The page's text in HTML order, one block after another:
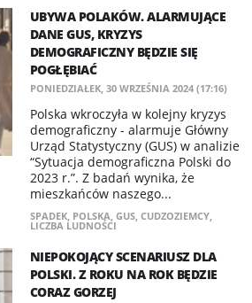
UBYWA POLAKÓW. ALARMUJĄCE
DANE GUS, KRYZYS
DEMOGRAFICZNY BĘDZIE SIĘ
POGŁĘBIAĆ
PONIEDZIAŁEK, 30 WRZEŚNIA 2024 (17:16)
Polska wkroczyła w kolejny kryzys
demograficzny - alarmuje Główny
Urząd Statystyczny (GUS) w analizie
“Sytuacja demograficzna Polski do
2023 r.”. Z badań wynika, że
mieszkańców naszego...
SPADEK, POLSKA, GUS, CUDZOZIEMCY,
LICZBA LUDNOŚCI
NIEPOKOJĄCY SCENARIUSZ DLA
POLSKI. Z ROKU NA ROK BĘDZIE
CORAZ GORZEJ